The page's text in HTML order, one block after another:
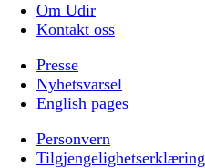
Om Udir
Kontakt oss
Presse
Nyhetsvarsel
English pages
Personvern
Tilgjengelighetserklæring